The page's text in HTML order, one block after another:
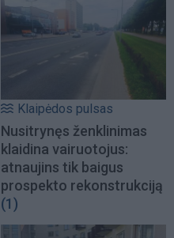
Klaipėdos pulsas
Nusitrynęs ženklinimas
klaidina vairuotojus:
atnaujins tik baigus
prospekto rekonstrukciją
(1)